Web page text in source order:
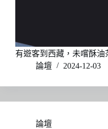
有遊客到西藏，未嚐酥
論壇
2024-12-03
論壇